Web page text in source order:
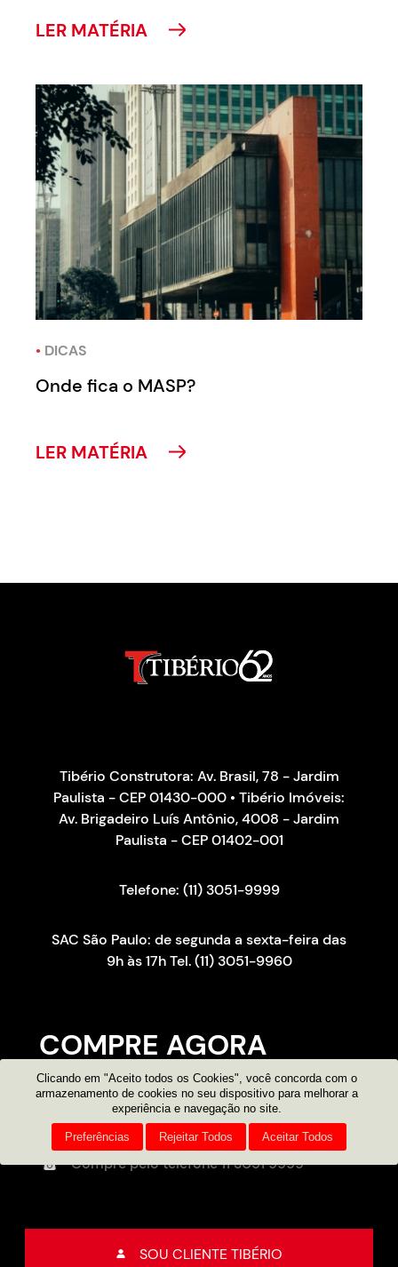
LER MATÉRIA
• DICAS
Onde fica o MASP?
LER MATÉRIA
COMPRE AGORA
Consultor on-line
Atendimento por e-mail
Compre pelo telefone11 3051 9999
SOU CLIENTE TIBÉRIO
Tibério Construtora: Av. Brasil, 78 - Jardim
Paulista - CEP 01430-000 • Tibério Imóveis:
Av. Brigadeiro Luís Antônio, 4008 - Jardim
Paulista - CEP 01402-001
Telefone: (11) 3051-9999
SAC São Paulo: de segunda a sexta-feira das
9h às 17h Tel. (11) 3051-9960
Clicando em "Aceito todos os Cookies", você concorda com o
armazenamento de cookies no seu dispositivo para melhorar a
experiência e navegação no site.
Preferências Rejeitar Todos Aceitar Todos